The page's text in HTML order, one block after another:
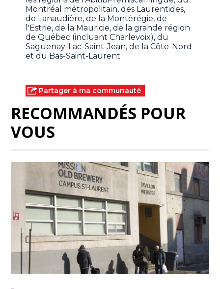
Montréal métropolitain, des Laurentides,
de Lanaudière, de la Montérégie, de
l'Estrie, de la Mauricie, de la grande région
de Québec (incluant Charlevoix), du
Saguenay-Lac-Saint-Jean, de la Côte-Nord
et du Bas-Saint-Laurent.
Partager à ma communauté
RECOMMANDÉS POUR
VOUS